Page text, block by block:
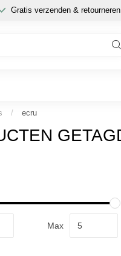
Gratis verzenden & retourneren
/ ecru
Max